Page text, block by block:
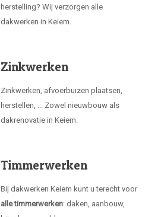
herstelling? Wij verzorgen alle
dakwerken in Keiem.
Zinkwerken
Zinkwerken, afvoerbuizen plaatsen,
herstellen, ... Zowel nieuwbouw als
dakrenovatie in Keiem.
Timmerwerken
Bij dakwerken Keiem kunt u terecht voor
alle timmerwerken: daken, aanbouw,